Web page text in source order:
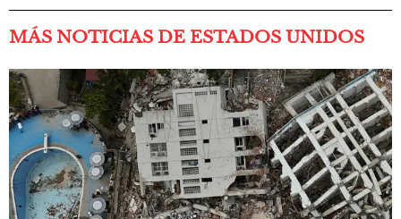
MÁS NOTICIAS DE ESTADOS UNIDOS